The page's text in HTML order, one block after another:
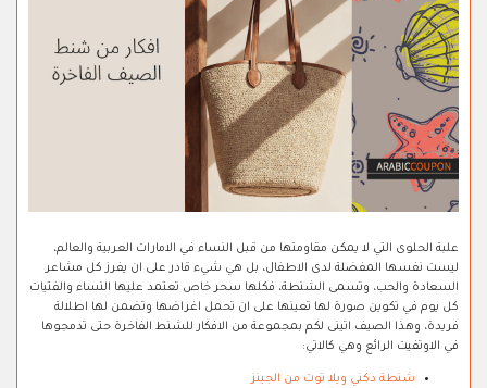
علبة الحلوى التي لا يمكن مقاومتها من قبل النساء في الامارات العربية والعالم،
ليست نفسها المفضلة لدى الاطفال، بل هي شيء قادر على ان يفرز كل مشاعر
السعادة والحب، وتسمى الشنطة، فكلها سحر خاص تعتمد عليها النساء والفتيات
كل يوم في تكوين صورة لها تعينها على ان تحمل اغراضها وتضمن لها اطلالة
فريدة، وهذا الصيف اتينى لكم بمجموعة من الافكار للشنط الفاخرة حتى تدمجوها
في الاوتفيت الرائع وهي كالاتي:
شنطة دكني ويلا توت من الجينز